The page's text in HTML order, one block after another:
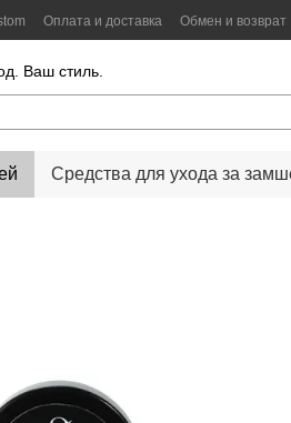
Оплата и доставка
Обмен и возврат
Color Lab
Ваш стиль.
Средства для ухода за